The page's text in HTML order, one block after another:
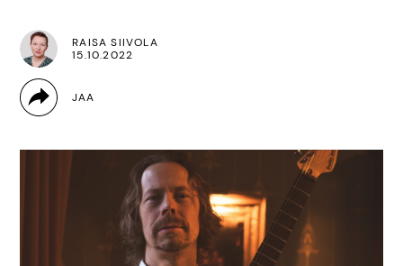
RAISA SIIVOLA
15.10.2022